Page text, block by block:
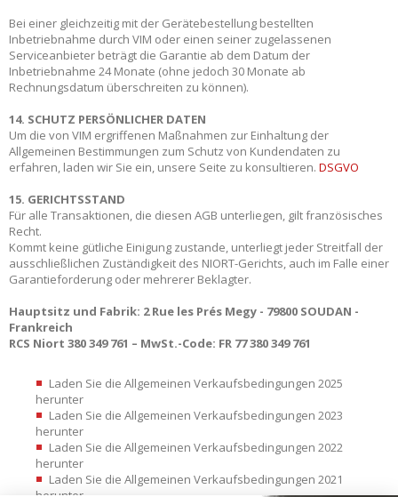
Bei einer gleichzeitig mit der Gerätebestellung bestellten
Inbetriebnahme durch VIM oder einen seiner zugelassenen
Serviceanbieter beträgt die Garantie ab dem Datum der
Inbetriebnahme 24 Monate (ohne jedoch 30 Monate ab
Rechnungsdatum überschreiten zu können).
14. SCHUTZ PERSÖNLICHER DATEN
Um die von VIM ergriffenen Maßnahmen zur Einhaltung der
Allgemeinen Bestimmungen zum Schutz von Kundendaten zu
erfahren, laden wir Sie ein, unsere Seite zu konsultieren. DSGVO
15. GERICHTSSTAND
Für alle Transaktionen, die diesen AGB unterliegen, gilt französisches
Recht.
Kommt keine gütliche Einigung zustande, unterliegt jeder Streitfall der
ausschließlichen Zuständigkeit des NIORT-Gerichts, auch im Falle einer
Garantieforderung oder mehrerer Beklagter.
Hauptsitz und Fabrik: 2 Rue les Prés Megy - 79800 SOUDAN -
Frankreich
RCS Niort 380 349 761 – MwSt.-Code: FR 77 380 349 761
Laden Sie die Allgemeinen Verkaufsbedingungen 2025
herunter
Laden Sie die Allgemeinen Verkaufsbedingungen 2023
herunter
Laden Sie die Allgemeinen Verkaufsbedingungen 2022
herunter
Laden Sie die Allgemeinen Verkaufsbedingungen 2021